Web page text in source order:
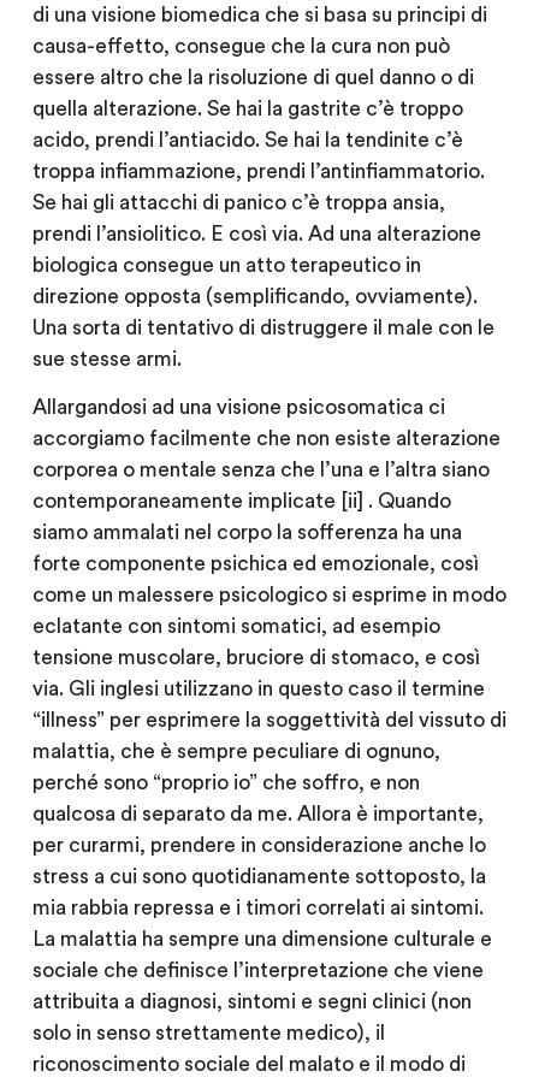
di una visione biomedica che si basa su principi di
causa-effetto, consegue che la cura non può
essere altro che la risoluzione di quel danno o di
quella alterazione. Se hai la gastrite c’è troppo
acido, prendi l’antiacido. Se hai la tendinite c’è
troppa infiammazione, prendi l’antinfiammatorio.
Se hai gli attacchi di panico c’è troppa ansia,
prendi l’ansiolitico. E così via. Ad una alterazione
biologica consegue un atto terapeutico in
direzione opposta (semplificando, ovviamente).
Una sorta di tentativo di distruggere il male con le
sue stesse armi.
Allargandosi ad una visione psicosomatica ci
accorgiamo facilmente che non esiste alterazione
corporea o mentale senza che l’una e l’altra siano
contemporaneamente implicate [ii] . Quando
siamo ammalati nel corpo la sofferenza ha una
forte componente psichica ed emozionale, così
come un malessere psicologico si esprime in modo
eclatante con sintomi somatici, ad esempio
tensione muscolare, bruciore di stomaco, e così
via. Gli inglesi utilizzano in questo caso il termine
“illness” per esprimere la soggettività del vissuto di
malattia, che è sempre peculiare di ognuno,
perché sono “proprio io” che soffro, e non
qualcosa di separato da me. Allora è importante,
per curarmi, prendere in considerazione anche lo
stress a cui sono quotidianamente sottoposto, la
mia rabbia repressa e i timori correlati ai sintomi.
La malattia ha sempre una dimensione culturale e
sociale che definisce l’interpretazione che viene
attribuita a diagnosi, sintomi e segni clinici (non
solo in senso strettamente medico), il
riconoscimento sociale del malato e il modo di